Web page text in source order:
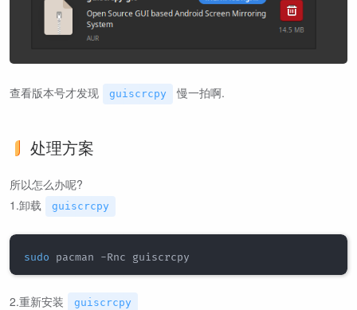
查看版本号才发现 guiscrcpy 慢一拍啊.
处理方案
所以怎么办呢?
1.卸载
guiscrcpy
sudo
2.重新安装 guiscrcpy